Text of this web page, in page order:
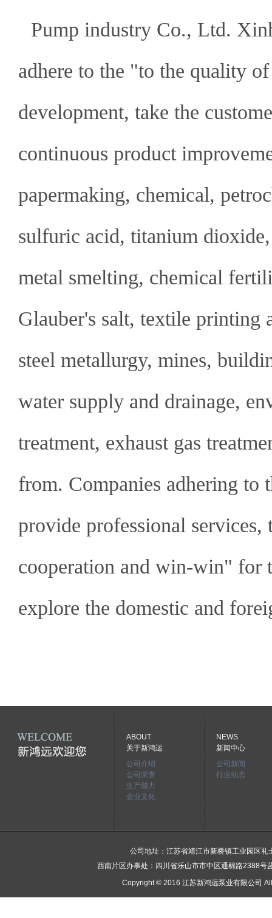
Pump industry Co., Ltd.
adhere to the "to the quality
development, take the
continuous product
papermaking, chemical,
sulfuric acid, titanium
metal smelting, chemical
Glauber's salt, textile printing
steel metallurgy, mines,
water supply and drainage,
treatment, exhaust gas
from. Companies adhering
provide professional services,
cooperation and win-win" for
explore the domestic and
ABOUT
关于新鸿运
公司介绍
公司荣誉
生产能力
企业文化
NEWS
新闻中心
公司新闻
行业动态
公司地址：江苏省靖江市新桥镇工业园区
西南片区办事处：四川省乐山市市中区通棉路2388
Copyright © 2016 江苏新鸿远泵业有限公司